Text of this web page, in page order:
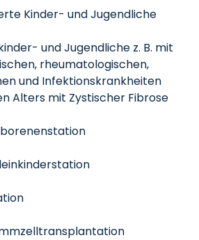
Kinder- und Jugendliche
und Jugendliche z. B. mit
rheumatologischen,
und Infektionskrankheiten
Alters mit Zystischer Fibrose